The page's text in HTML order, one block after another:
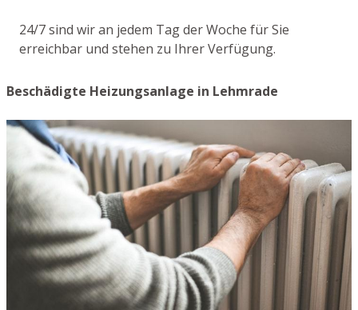
24/7 sind wir an jedem Tag der Woche für Sie
erreichbar und stehen zu Ihrer Verfügung.
Beschädigte Heizungsanlage in Lehmrade